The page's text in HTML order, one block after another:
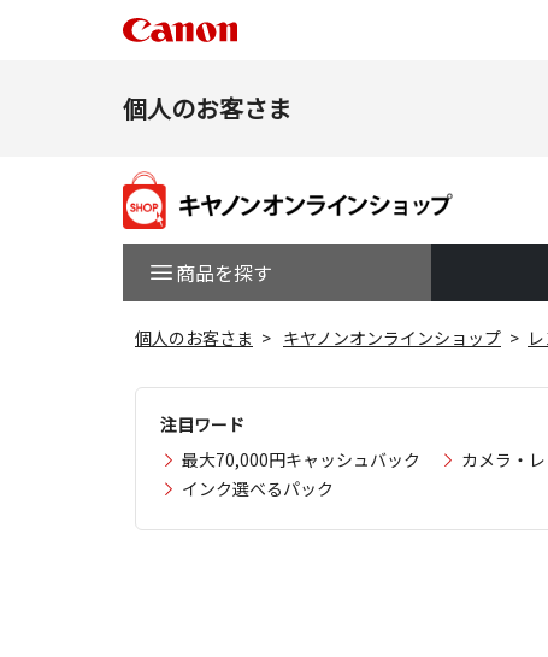
個人のお客さま
商品を探す
個人のお客さま キヤノンオンラインショップ
注目ワード
最大70,000円キャッシュバック
カメラ・
インク選べるパック